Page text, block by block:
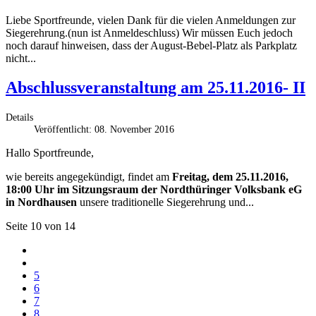
Liebe Sportfreunde, vielen Dank für die vielen Anmeldungen zur
Siegerehrung.(nun ist Anmeldeschluss) Wir müssen Euch jedoch
noch darauf hinweisen, dass der August-Bebel-Platz als Parkplatz
nicht...
Abschlussveranstaltung am 25.11.2016- II
Details
Veröffentlicht: 08. November 2016
Hallo Sportfreunde,
wie bereits angegekündigt, findet am Freitag, dem 25.11.2016,
18:00 Uhr im Sitzungsraum der Nordthüringer Volksbank eG
in Nordhausen unsere traditionelle Siegerehrung und...
Seite 10 von 14
5
6
7